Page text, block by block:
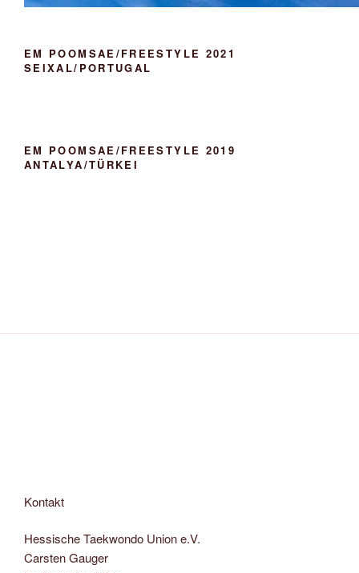
EM POOMSAE/FREESTYLE 2021
SEIXAL/PORTUGAL
EM POOMSAE/FREESTYLE 2019
ANTALYA/TÜRKEI
Kontakt
Hessische Taekwondo Union e.V.
Carsten Gauger